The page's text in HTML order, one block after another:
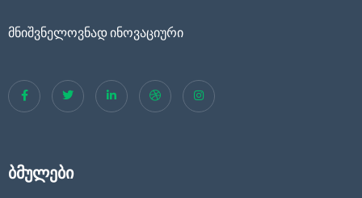
მნიშვნელოვნად ინოვაციური
ბმულები